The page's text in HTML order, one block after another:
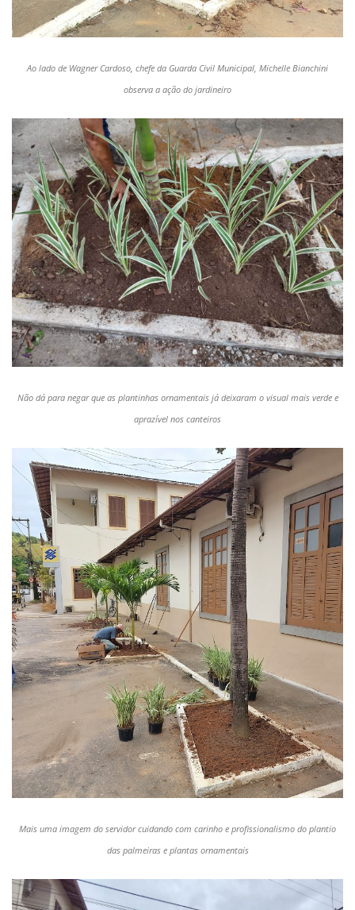
Ao lado de Wagner Cardoso, chefe da Guarda Civil Municipal, Michelle Bianchini
observa a ação do jardineiro
Não dá para negar que as plantinhas ornamentais já deixaram o visual mais verde e
aprazível nos canteiros
Mais uma imagem do servidor cuidando com carinho e profissionalismo do plantio
das palmeiras e plantas ornamentais